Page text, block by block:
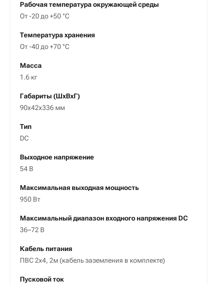
Рабочая температура окружающей среды
От -20 до +50 °С
Температура хранения
От -40 до +70 °С
Масса
1.6 кг
Габариты (ШxВxГ)
90х42х336 мм
Тип
DC
Выходное напряжение
54 В
Максимальная выходная мощность
950 Вт
Максимальный диапазон входного напряжения DC
36–72 В
Кабель питания
ПВС 2х4, 2м (кабель заземления в комплекте)
Пусковой ток